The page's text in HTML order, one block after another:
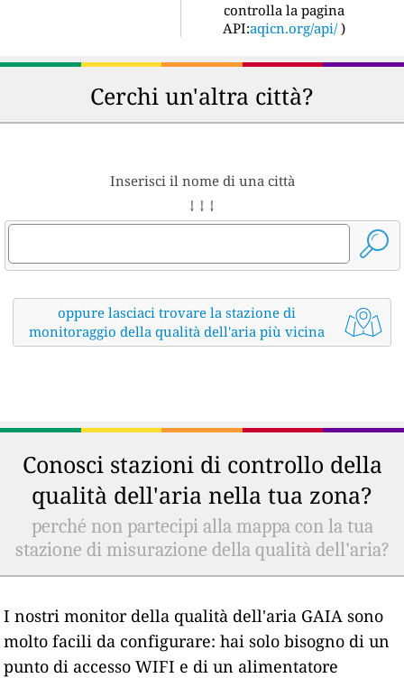
controlla la pagina
API:aqicn.org/api/ )
Cerchi un'altra città?
Inserisci il nome di una città
↓ ↓ ↓
oppure lasciaci trovare la stazione di
monitoraggio della qualità dell'aria più vicina
Conosci stazioni di controllo della
qualità dell'aria nella tua zona?
perché non partecipi alla mappa con la tua
stazione di misurazione della qualità dell'aria?
I nostri monitor della qualità dell'aria GAIA sono
molto facili da configurare: hai solo bisogno di un
punto di accesso WIFI e di un alimentatore